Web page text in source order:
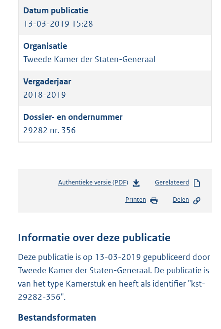
13-03-2019 15:28
Tweede Kamer der Staten-Generaal
2018-2019
29282 nr. 356
Authentieke versie (PDF)b
s
n
s
r
o
Gerelateerd
Printen Delen
Informatie over deze publicatie
Deze publicatie is op 13-03-2019 gepubliceerd door
Tweede Kamer der Staten-Generaal. De publicatie is
van het type Kamerstuk en heeft als identifier "kst-
29282-356".
Bestandsformaten